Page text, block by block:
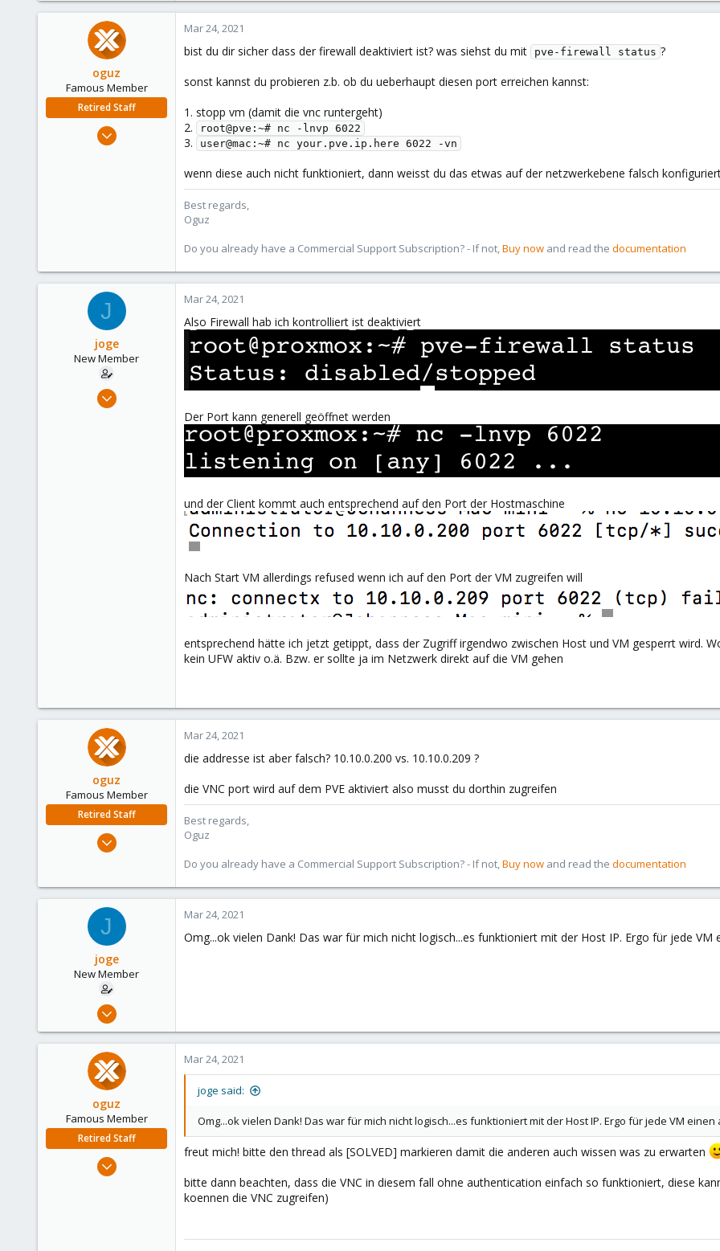
oguz
Famous Member
Retired Staff
Nov 19, 2018
Mar 24, 2021
bist du dir sicher dass der firewall deaktiviert ist? was siehst du mit pve-firewall status ?
sonst kannst du probieren z.b. ob du ueberhaupt diesen port erreichen kannst:
1. stopp vm (damit die vnc runtergeht)
2.
root@pve:~# nc -lnvp 6022
3. user@mac:~# nc your.pve.ip.here 6022 -vn
wenn diese auch nicht funktioniert, dann weisst du das etwas auf der netzwerkebene falsch
Best regards,
Oguz
Do you already have a Commercial Support Subscription? - If not,Buy now and read the documentation
J
joge
New Member
Dec 7, 2020
Mar 24, 2021
Also Firewall hab ich kontrolliert ist deaktiviert
Der Port kann generell geöffnet werden
und der Client kommt auch entsprechend auf den Port der Hostmaschine
Nach Start VM allerdings refused wenn ich auf den Port der VM zugreifen will
entsprechend hätte ich jetzt getippt, dass der Zugriff irgendwo zwischen Host und VM gesperrt wird.
kein UFW aktiv o.ä. Bzw. er sollte ja im Netzwerk direkt auf die VM gehen
oguz
Famous Member
Retired Staff
Nov 19, 2018
118
Mar 24, 2021
die addresse ist aber falsch? 10.10.0.200 vs. 10.10.0.209 ?
die VNC port wird auf dem PVE aktiviert also musst du dorthin zugreifen
Best regards,
Oguz
Do you already have a Commercial Support Subscription? - If not,Buy now and read the documentation
J
joge
New Member
Dec 7, 2020
4
Mar 24, 2021
Omg...ok vielen Dank! Das war für mich nicht logisch...es funktioniert mit der Host IP. Ergo für jede VM
oguz
Famous Member
Retired Staff
Nov 19, 2018
Mar 24, 2021
joge said:
Omg...ok vielen Dank! Das war für mich nicht logisch...es funktioniert mit der Host IP. Ergo für jede VM
freut mich! bitte den thread als [SOLVED] markieren damit die anderen auch wissen was zu erwarten
bitte dann beachten, dass die VNC in diesem fall ohne authentication einfach so funktioniert, diese
koennen die VNC zugreifen)